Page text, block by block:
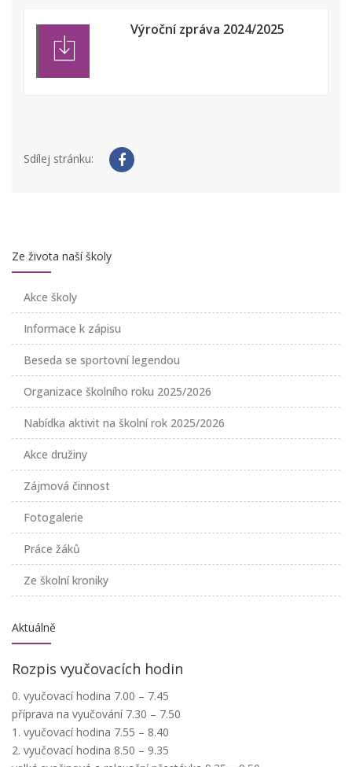
Výroční zpráva 2024/2025
Sdílej stránku:
Ze života naší školy
Akce školy
Informace k zápisu
Beseda se sportovní legendou
Organizace školního roku 2025/2026
Nabídka aktivit na školní rok 2025/2026
Akce družiny
Zájmová činnost
Fotogalerie
Práce žáků
Ze školní kroniky
Aktuálně
Rozpis vyučovacích hodin
0. vyučovací hodina 7.00 – 7.45
příprava na vyučování 7.30 – 7.50
1. vyučovací hodina 7.55 – 8.40
2. vyučovací hodina 8.50 – 9.35